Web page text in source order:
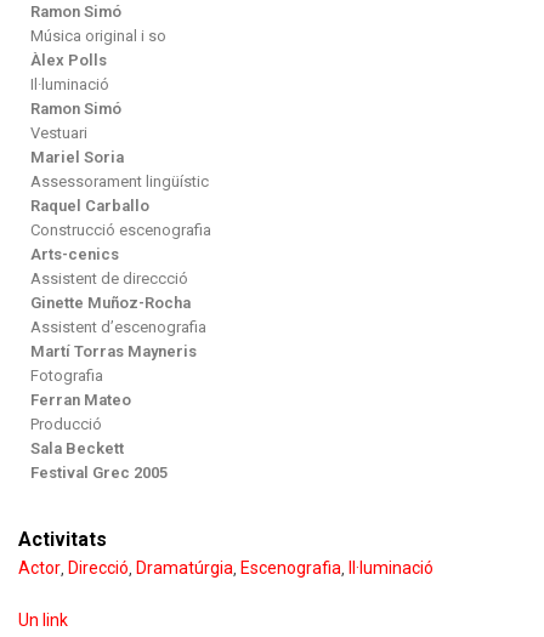
Ramon Simó
Música original i so
Àlex Polls
Il·luminació
Ramon Simó
Vestuari
Mariel Soria
Assessorament lingüístic
Raquel Carballo
Construcció escenografia
Arts-cenics
Assistent de direccció
Ginette Muñoz-Rocha
Assistent d’escenografia
Martí Torras Mayneris
Fotografia
Ferran Mateo
Producció
Sala Beckett
Festival Grec 2005
Activitats
Actor Direcció Dramatúrgia Escenografia Il·luminació
Un link